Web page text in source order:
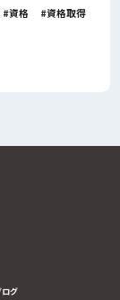
資格
資格取得
グ